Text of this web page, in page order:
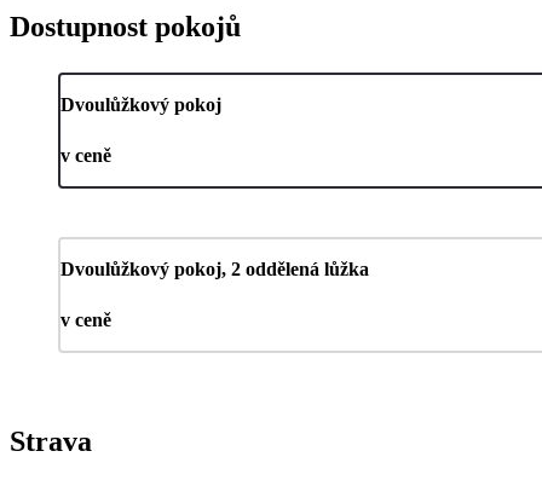
Dostupnost pokojů
Dvoulůžkový pokoj
v ceně
Dvoulůžkový pokoj, 2 oddělená lůžka
v ceně
Strava